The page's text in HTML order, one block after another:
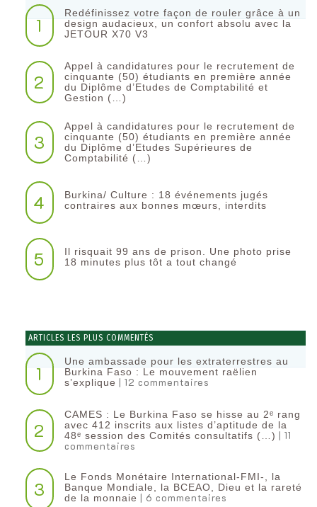
1
Redéfinissez votre façon de rouler grâce à un
design audacieux, un confort absolu avec la
JETOUR X70 V3
2
Appel à candidatures pour le recrutement de
cinquante (50) étudiants en première année
du Diplôme d’Etudes de Comptabilité et
Gestion (…)
3
Appel à candidatures pour le recrutement de
cinquante (50) étudiants en première année
du Diplôme d’Etudes Supérieures de
Comptabilité (…)
4
Burkina/ Culture : 18 événements jugés
contraires aux bonnes mœurs, interdits
5
Il risquait 99 ans de prison. Une photo prise
18 minutes plus tôt a tout changé
ARTICLES LES PLUS COMMENTÉS
1
Une ambassade pour les extraterrestres au
Burkina Faso : Le mouvement raëlien
s’explique | 12 commentaires
2
CAMES : Le Burkina Faso se hisse au 2ᵉ rang
avec 412 inscrits aux listes d’aptitude de la
48ᵉ session des Comités consultatifs (…) | 11
commentaires
3
Le Fonds Monétaire International-FMI-, la
Banque Mondiale, la BCEAO, Dieu et la rareté
de la monnaie | 6 commentaires